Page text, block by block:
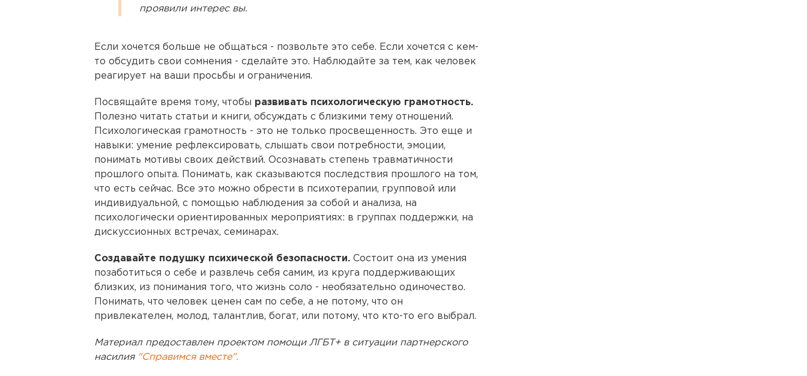
проявили интерес вы.
Если хочется больше не общаться - позвольте это себе. Если хочется с кем-
то обсудить свои сомнения - сделайте это. Наблюдайте за тем, как человек
реагирует на ваши просьбы и ограничения.
Посвящайте время тому, чтобы развивать психологическую грамотность.
Полезно читать статьи и книги, обсуждать с близкими тему отношений.
Психологическая грамотность - это не только просвещенность. Это еще и
навыки: умение рефлексировать, слышать свои потребности, эмоции,
понимать мотивы своих действий. Осознавать степень травматичности
прошлого опыта. Понимать, как сказываются последствия прошлого на том,
что есть сейчас. Все это можно обрести в психотерапии, групповой или
индивидуальной, с помощью наблюдения за собой и анализа, на
психологически ориентированных мероприятиях: в группах поддержки, на
дискуссионных встречах, семинарах.
Создавайте подушку психической безопасности. Состоит она из умения
позаботиться о себе и развлечь себя самим, из круга поддерживающих
близких, из понимания того, что жизнь соло - необязательно одиночество.
Понимать, что человек ценен сам по себе, а не потому, что он
привлекателен, молод, талантлив, богат, или потому, что кто-то его выбрал.
Материал предоставлен проектом помощи ЛГБТ+ в ситуации партнерского
насилия"Справимся вместе".